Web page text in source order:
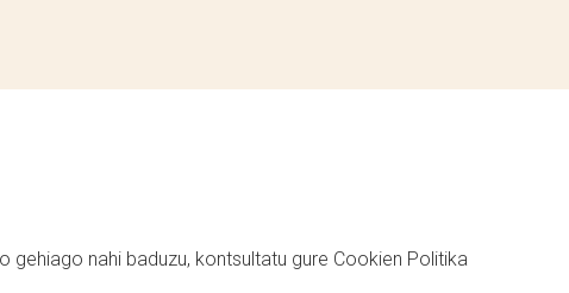
nahi baduzu, kontsultatu gure Cookien Politika